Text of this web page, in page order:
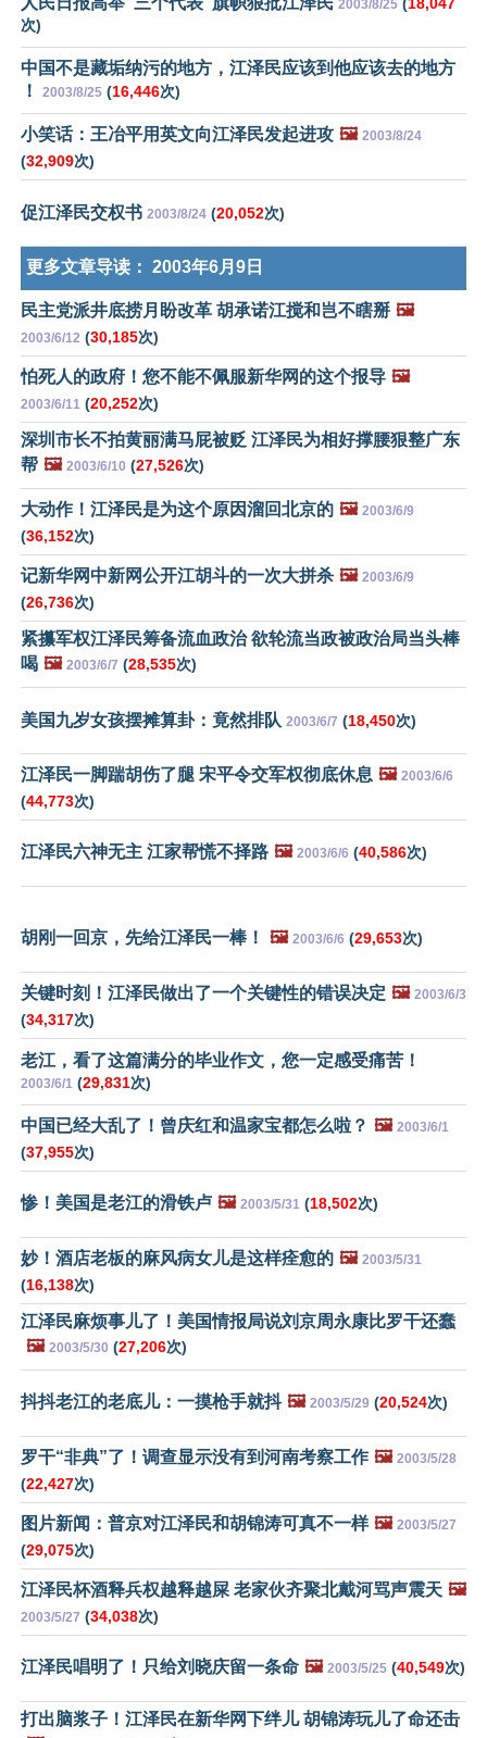
2003/8/25
次)
中国不是藏垢纳污的地方，江泽民应该到他应该去的地方
！
2003/8/25 (16,446次)
小笑话：王冶平用英文向江泽民发起进攻 🖼️ 2003/8/24
(32,909次)
促江泽民交权书 2003/8/24 (20,052次)
更多文章导读： 2003年6月9日
民主党派井底捞月盼改革 胡承诺江搅和岂不瞎掰 🖼️
2003/6/12 (30,185次)
怕死人的政府！您不能不佩服新华网的这个报导 🖼️
2003/6/11 (20,252次)
深圳市长不拍黄丽满马屁被贬 江泽民为相好撑腰狠整广东
帮 🖼️ 2003/6/10 (27,526次)
大动作！江泽民是为这个原因溜回北京的 🖼️ 2003/6/9
(36,152次)
记新华网中新网公开江胡斗的一次大拼杀 🖼️ 2003/6/9
(26,736次)
紧攥军权江泽民筹备流血政治 欲轮流当政被政治局当头棒
喝 🖼️ 2003/6/7 (28,535次)
美国九岁女孩摆摊算卦：竟然排队 2003/6/7 (18,450次)
江泽民一脚踹胡伤了腿 宋平令交军权彻底休息 🖼️ 2003/6/6
(44,773次)
江泽民六神无主 江家帮慌不择路 🖼️ 2003/6/6 (40,586次)
胡刚一回京，先给江泽民一棒！ 🖼️ 2003/6/6 (29,653次)
关键时刻！江泽民做出了一个关键性的错误决定 🖼️ 2003/6/3
(34,317次)
老江，看了这篇满分的毕业作文，您一定感受痛苦！
2003/6/1 (29,831次)
中国已经大乱了！曾庆红和温家宝都怎么啦？ 🖼️ 2003/6/1
(37,955次)
惨！美国是老江的滑铁卢 🖼️ 2003/5/31 (18,502次)
妙！酒店老板的麻风病女儿是这样痊愈的 🖼️ 2003/5/31
(16,138次)
江泽民麻烦事儿了！美国情报局说刘京周永康比罗干还蠢
🖼️ 2003/5/30 (27,206次)
抖抖老江的老底儿：一摸枪手就抖 🖼️ 2003/5/29 (20,524次)
罗干“非典”了！调查显示没有到河南考察工作 🖼️ 2003/5/28
(22,427次)
图片新闻：普京对江泽民和胡锦涛可真不一样 🖼️ 2003/5/27
(29,075次)
江泽民杯酒释兵权越释越屎 老家伙齐聚北戴河骂声震天 🖼️
2003/5/27 (34,038次)
江泽民唱明了！只给刘晓庆留一条命 🖼️ 2003/5/25 (40,549次)
打出脑浆子！江泽民在新华网下绊儿 胡锦涛玩儿了命还击